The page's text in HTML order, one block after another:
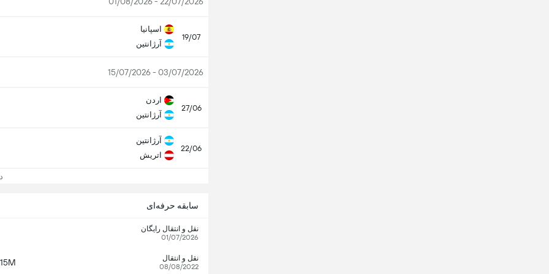
19/07
اسپانیا
آرژانتین
03/07/2026 - 15/07/2026
27/06
اردن
آرژانتین
22/06
آرژانتین
اتریش
سابقه حرفه‌ای
نقل و انتقال رایگان
01/07/2026
نقل و انتقال
08/08/2022